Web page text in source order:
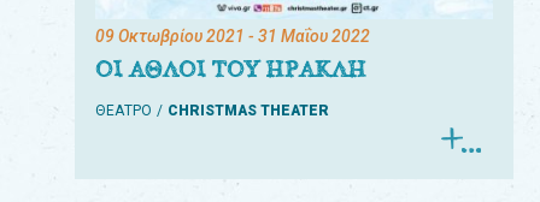
09 Οκτωβρίου 2021 - 31 Μαΐου 2022
ΟΙ ΑΘΛΟΙ ΤΟΥ ΗΡΑΚΛΗ
ΘΕΑΤΡΟ CHRISTMAS THEATER